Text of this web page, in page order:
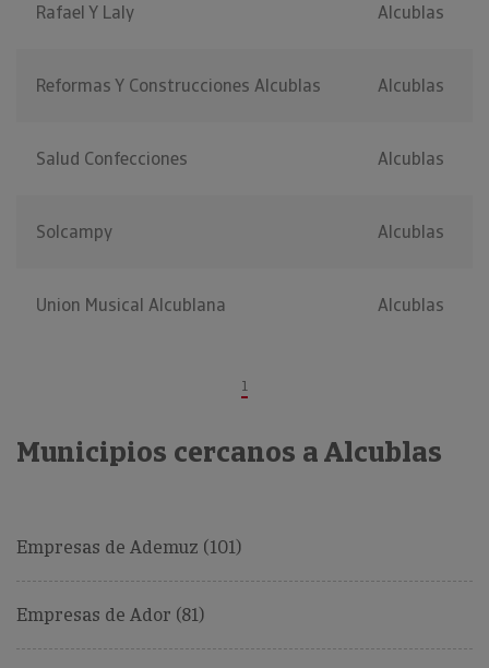
Rafael Y Laly Alcublas
Reformas Y Construcciones Alcublas Alcublas
Salud Confecciones Alcublas
Solcampy Alcublas
Union Musical Alcublana Alcublas
1
Municipios cercanos a Alcublas
Empresas de Ademuz (101)
Empresas de Ador (81)